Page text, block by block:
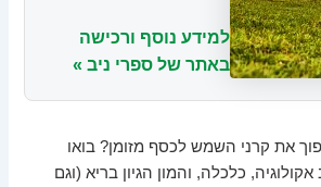
למידע נוסף ורכישה
באתר של ספרי ניב »
את קרני השמש לכסף מזומן? בואו
כלכלה, והמון הגיון בריא (וגם